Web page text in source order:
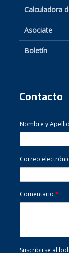
Calculadora
Asociate
Boletín
Contacto
Nombre y
Correo
Comentario *
Suscribirse al